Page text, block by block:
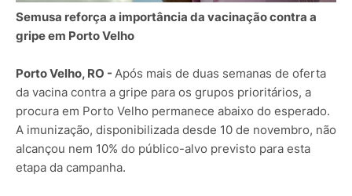
Semusa reforça a importância da vacinação contra a
gripe em Porto Velho
Porto Velho, RO - Após mais de duas semanas de oferta
da vacina contra a gripe para os grupos prioritários, a
procura em Porto Velho permanece abaixo do esperado.
A imunização, disponibilizada desde 10 de novembro, não
alcançou nem 10% do público-alvo previsto para esta
etapa da campanha.